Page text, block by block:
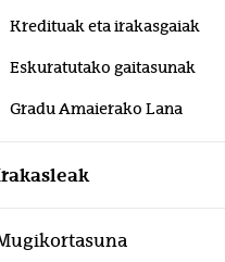
Kredituak eta irakasgaiak
Eskuratutako gaitasunak
Gradu Amaierako Lana